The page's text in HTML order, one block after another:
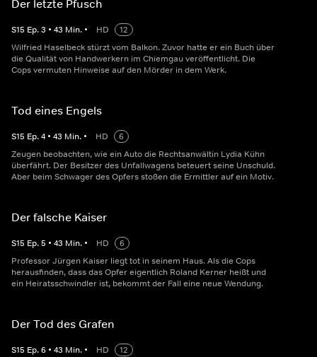
Der letzte Pfusch
S15 Ep.3 • 43 Min. • HD
12
Wilfried Haselbeck stürzt vom Balkon. Zuvor hatte er ein Buch über
die Qualität von Handwerkern im Chiemgau veröffentlicht. Die
Cops vermuten Hinweise auf den Mörder in dem Werk.
Tod eines Engels
S15 Ep.4 • 43 Min. • HD
6
Zeugen beobachten, wie ein Auto die Rechtsanwältin Lydia Kühn
überfährt. Der Besitzer des Unfallwagens beteuert seine Unschuld.
Aber beim Schwager des Opfers stoßen die Ermittler auf ein Motiv.
Der falsche Kaiser
S15 Ep.5 • 43 Min. • HD
6
Professor Jürgen Kaiser liegt tot in seinem Haus. Als die Cops
herausfinden, dass das Opfer eigentlich Roland Kerner heißt und
ein Heiratsschwindler ist, bekommt der Fall eine neue Wendung.
Der Tod des Grafen
S15 Ep.6 • 43 Min. • HD
12